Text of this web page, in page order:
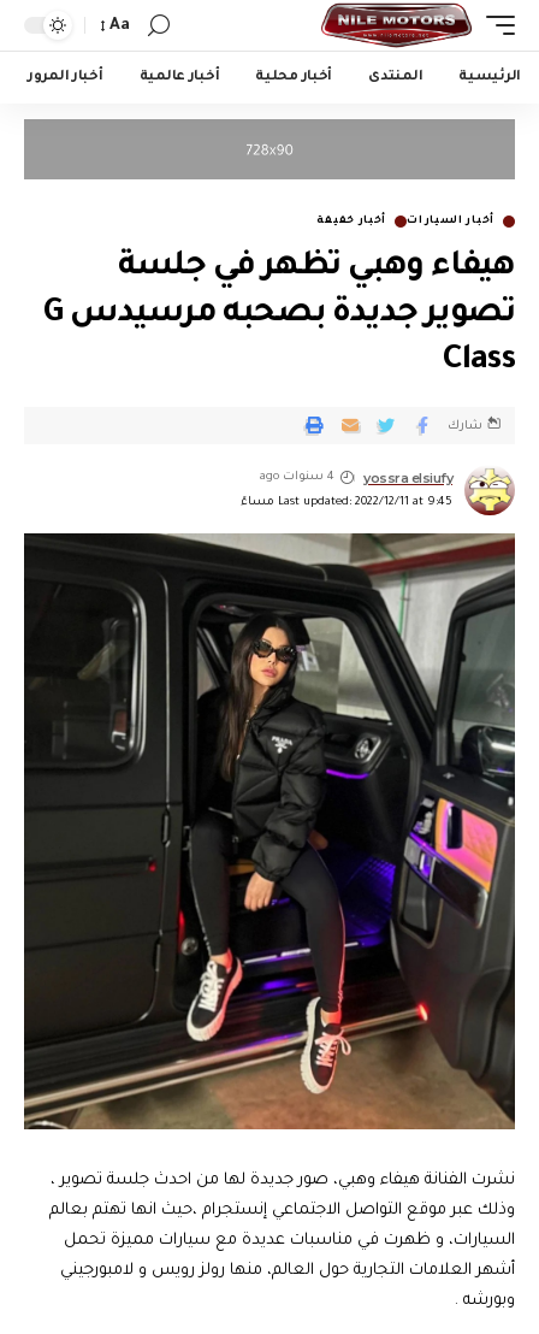
Aa
الرئيسية المنتدى أخبار محلية أخبار عالمية أخبار المرور
أخبار السيارات أخبار خفيفة
هيفاء وهبي تظهر في جلسة
تصوير جديدة بصحبه مرسيدس G
Class
Last updated: 2022/12/11 at 9:45 مساءً
yossra elsiufy 4 سنوات ago
شارك
نشرت الفنانة هيفاء وهبي، صور جديدة لها من احدث جلسة تصوير ،
وذلك عبر موقع التواصل الاجتماعي إنستجرام ،حيث انها تهتم بعالم
السيارات، و ظهرت في مناسبات عديدة مع سيارات مميزة تحمل
أشهر العلامات التجارية حول العالم، منها رولز رويس و لامبورجيني
وبورشه .